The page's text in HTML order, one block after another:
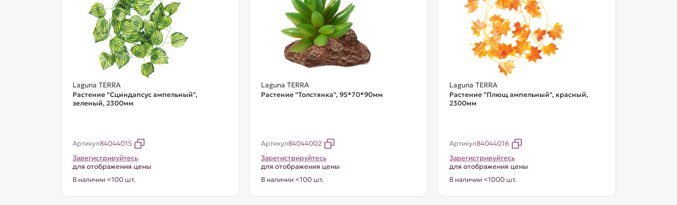
Laguna TERRA
Растение "Сциндапсус ампельный",
зеленый, 2300мм
Артикул84044015
Зарегистрируйтесь
для отображения цены
В наличии <100 шт.
Laguna TERRA
Растение "Толстянка", 95*70*90мм
Артикул84044002
Зарегистрируйтесь
для отображения цены
В наличии <100 шт.
Laguna TERRA
Растение "Плющ ампельный", красный,
2300мм
Артикул84044016
Зарегистрируйтесь
для отображения цены
В наличии <1000 шт.